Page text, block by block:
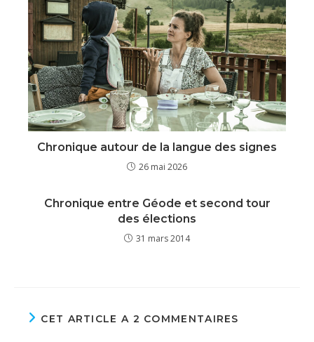
Chronique autour de la langue des signes
26 mai 2026
Chronique entre Géode et second tour
des élections
31 mars 2014
CET ARTICLE A 2 COMMENTAIRES